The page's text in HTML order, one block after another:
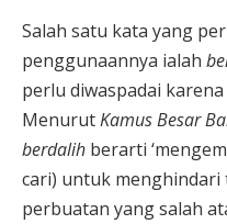
Salah satu kata yang
penggunaannya ialah
perlu diwaspadai
MenurutKamus Besar
berdalih berarti
cari) untuk
perbuatan yang salah